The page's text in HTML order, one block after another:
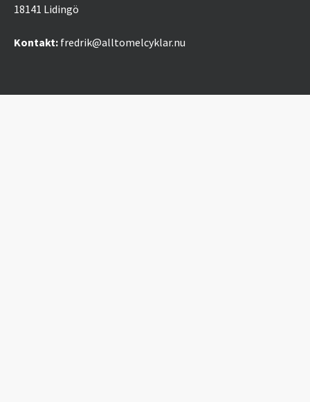
18141 Lidingö
Kontakt: fredrik@alltomelcyklar.nu